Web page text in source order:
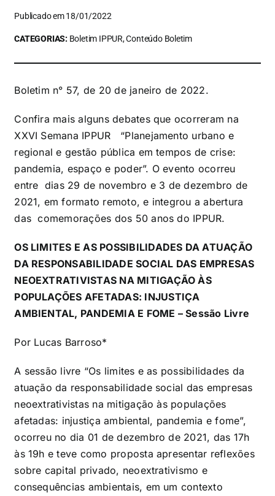
Publicado em 18/01/2022
CATEGORIAS: Boletim IPPUR, Conteúdo Boletim
Boletim n° 57, de 20 de janeiro de 2022.
Confira mais alguns debates que ocorreram na
XXVI Semana IPPUR “Planejamento urbano e
regional e gestão pública em tempos de crise:
pandemia, espaço e poder”. O evento ocorreu
entre dias 29 de novembro e 3 de dezembro de
2021, em formato remoto, e integrou a abertura
das comemorações dos 50 anos do IPPUR.
OS LIMITES E AS POSSIBILIDADES DA ATUAÇÃO
DA RESPONSABILIDADE SOCIAL DAS EMPRESAS
NEOEXTRATIVISTAS NA MITIGAÇÃO ÀS
POPULAÇÕES AFETADAS: INJUSTIÇA
AMBIENTAL, PANDEMIA E FOME – Sessão Livre
Por Lucas Barroso*
A sessão livre “Os limites e as possibilidades da
atuação da responsabilidade social das empresas
neoextrativistas na mitigação às populações
afetadas: injustiça ambiental, pandemia e fome”,
ocorreu no dia 01 de dezembro de 2021, das 17h
às 19h e teve como proposta apresentar reflexões
sobre capital privado, neoextrativismo e
consequências ambientais, em um contexto